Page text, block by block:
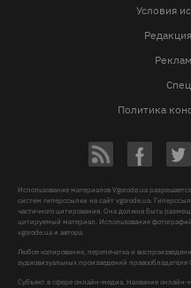
Условия
Политика
Использование материалов Vgorode.ua
систем гиперссылки на сайт vgorode.ua.
частичного цитирования. Она должна быть
цитируемый материал. Использование
vgorode.ua и автора.
Любое копирование, перепечатка и
аудиовизуальных произведений правообладателя
Субъект в сфере онлайн-медиа, Название онлайн-